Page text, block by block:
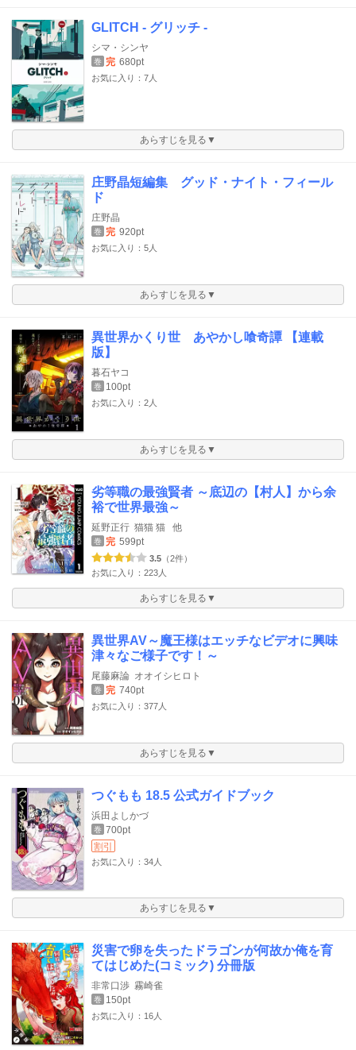
GLITCH - グリッチ -
シマ・シンヤ
巻 完 680pt
お気に入り：7人
あらすじを見る▼
庄野晶短編集 グッド・ナイト・フィール
ド
庄野晶
巻 完 920pt
お気に入り：5人
あらすじを見る▼
異世界かくり世 あやかし喰奇譚 【連載
版】
暮石ヤコ
巻 100pt
お気に入り：2人
あらすじを見る▼
劣等職の最強賢者 ～底辺の【村人】から余
裕で世界最強～
延野正行 猫猫 猫 他
巻 完 599pt
3.5 （2件）
お気に入り：223人
あらすじを見る▼
異世界AV～魔王様はエッチなビデオに興味
津々なご様子です！～
尾藤麻論 オオイシヒロト
巻 完 740pt
お気に入り：377人
あらすじを見る▼
つぐもも 18.5 公式ガイドブック
浜田よしかづ
巻 700pt
割引
お気に入り：34人
あらすじを見る▼
災害で卵を失ったドラゴンが何故か俺を育
てはじめた(コミック) 分冊版
非常口渉 霧崎雀
巻 150pt
お気に入り：16人